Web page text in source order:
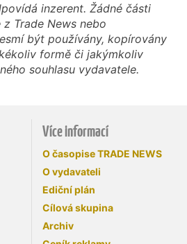
inzerent. Žádné části
Trade News nebo
být používány, kopírovány
formě či jakýmkoliv
souhlasu vydavatele.
Více informací
O časopise TRADE NEWS
O vydavateli
Ediční plán
Cílová skupina
Archiv